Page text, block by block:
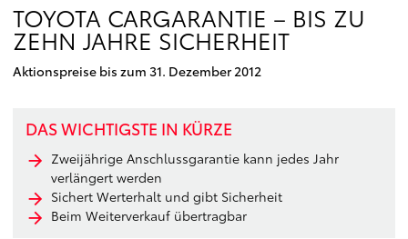
TOYOTA CARGARANTIE – BIS ZU
ZEHN JAHRE SICHERHEIT
Aktionspreise bis zum 31. Dezember 2012
DAS WICHTIGSTE IN KÜRZE
Zweijährige Anschlussgarantie kann jedes Jahr
verlängert werden
Sichert Werterhalt und gibt Sicherheit
Beim Weiterverkauf übertragbar